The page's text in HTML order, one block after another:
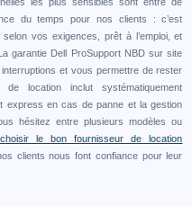
les plus sensibles sont entre de
du temps pour nos clients : c’est
vos exigences, prêt à l’emploi, et
garantie Dell ProSupport NBD sur site
et vous permettre de rester
location inclut systématiquement
express en cas de panne et la gestion
hésitez entre plusieurs modèles ou
le bon fournisseur de location
clients nous font confiance pour leur